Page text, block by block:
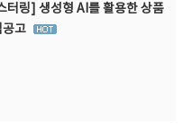
터링] 생성형 AI를 활용한 상품
공고